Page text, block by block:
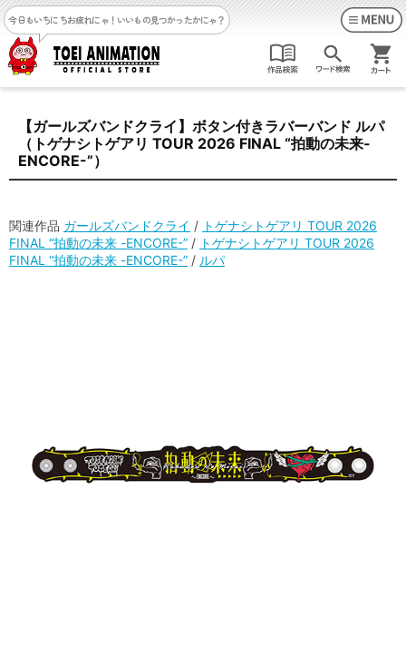
今日もいちにちお疲れにゃ！ いいもの見つかったかにゃ？
【ガールズバンドクライ】ボタン付きラバーバンド ルパ
（トゲナシトゲアリ TOUR 2026 FINAL “拍動の未来-
ENCORE-”）
関連作品 ガールズバンドクライ / トゲナシトゲアリ TOUR 2026
FINAL “拍動の未来 -ENCORE-” / トゲナシトゲアリ TOUR 2026
FINAL “拍動の未来 -ENCORE-” / ルパ